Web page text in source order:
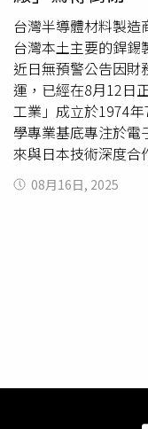
繼續營運」。行政
區與業者座談，精密
者表示，美國發動貿
重組，業者「要能撐
攤不做了」，二、三
工。
台灣半導體材料製造
台灣本土主要的銲錫
近日無預警公告因財
運，已經在8月12日
工業」成立於1974
學專業基底專注於電
來與日本技術深度合
溶劑廠商。旗下產
至歐美、日本、中
昇金屬退場，國內電
08月16日, 2025